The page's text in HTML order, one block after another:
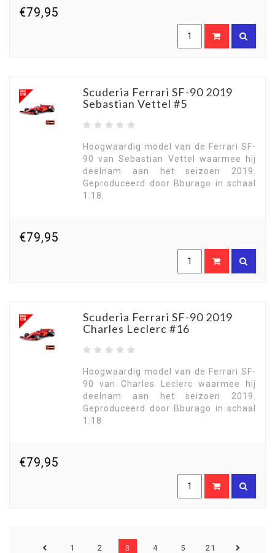
€79,95
Scuderia Ferrari SF-90 2019
Sebastian Vettel #5
Hoogwaardig model van de Ferrari SF-
90 van Sebastian Vettel waarmee hij
deelnam aan het seizoen 2019.
Geproduceerd door Bburago in schaal
1:18.
€79,95
Scuderia Ferrari SF-90 2019
Charles Leclerc #16
Hoogwaardig model van de Ferrari SF-
90 van Charles Leclerc waarmee hij
deelnam aan het seizoen 2019.
Geproduceerd door Bburago in schaal
1:18.
€79,95
1 2 3 4 5 21